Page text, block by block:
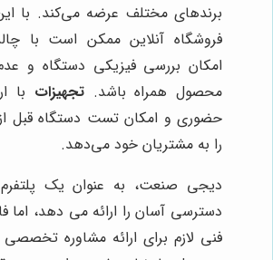
برندهای مختلف عرضه می‌کند. با
فروشگاه آنلاین ممکن است با
امکان بررسی فیزیکی دستگاه و
محصول همراه باشد.تجهیزات با
حضوری و امکان تست دستگاه قبل از
را به مشتریان خود می‌دهد.
دیجی صنعت، به عنوان یک
دسترسی آسان را ارائه می دهد،
فنی لازم برای ارائه مشاوره تخصصی